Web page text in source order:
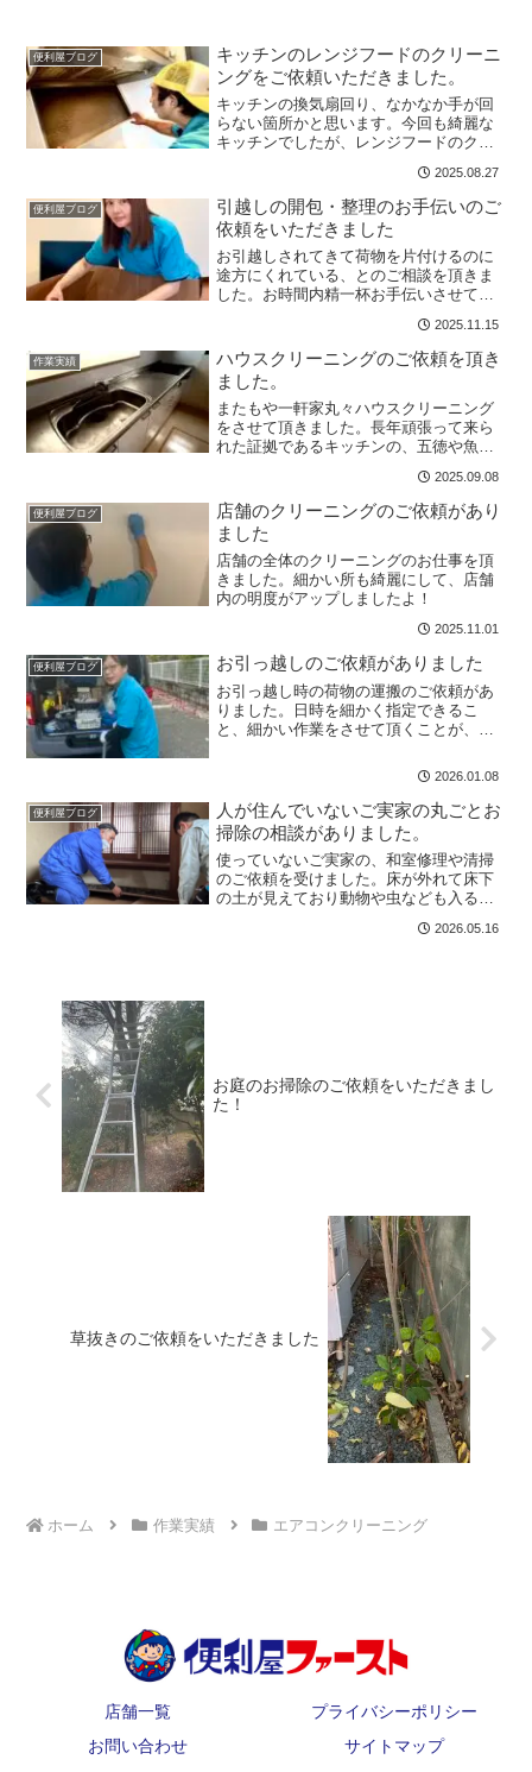
便利屋ブログ
キッチンのレンジフードのクリーニ
ングをご依頼いただきました。
キッチンの換気扇回り、なかなか手が回
らない箇所かと思います。今回も綺麗な
キッチンでしたが、レンジフードのクリ
汚れに埃とカビがまざり、ベトベトを超
えてガチガチ状態に。フィルターの目詰
まりも漬け置き洗いで綺麗...
2025.08.27
便利屋ブログ
引越しの開包・整理のお手伝いのご
依頼をいただきました
お引越しされてきて荷物を片付けるのに
途方にくれている、とのご相談を頂きま
した。お時間内精一杯お手伝いさせて頂
2025.11.15
作業実績
ハウスクリーニングのご依頼を頂き
ました。
またもや一軒家丸々ハウスクリーニング
をさせて頂きました。長年頑張って来ら
れた証拠であるキッチンの、五徳や魚グ
貯蔵庫も綺麗に仕上げさせて頂きまし
た！
2025.09.08
便利屋ブログ
店舗のクリーニングのご依頼があり
ました
店舗の全体のクリーニングのお仕事を頂
きました。細かい所も綺麗にして、店舗
内の明度がアップしましたよ！
2025.11.01
便利屋ブログ お引っ越しのご依頼がありました
お引っ越し時の荷物の運搬のご依頼があ
りました。日時を細かく指定できるこ
と、細かい作業をさせて頂くことが、お
枠ではなく時間でスタートさせて頂きま
2026.01.08
便利屋ブログ
人が住んでいないご実家の丸ごとお
掃除の相談がありました。
使っていないご実家の、和室修理や清掃
のご依頼を受けました。床が外れて床下
の土が見えており動物や虫なども入る可
したり、古いカーペットを剥がしお部屋
2026.05.16
お庭のお掃除のご依頼をいただきまし
た！
草抜きのご依頼をいただきました
ホーム 作業実績 エアコンクリーニング
店舗一覧
プライバシーポリシー
お問い合わせ
サイトマップ